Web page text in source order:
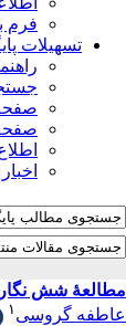
فرم
تسهیلات
مطالعۀ شش نگارۀ
عاطفه گروسی ۱